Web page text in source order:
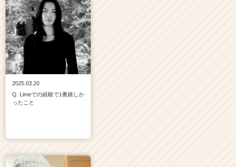
2025.03.20
Q. Limeでの経験で1番嬉しか
ったこと